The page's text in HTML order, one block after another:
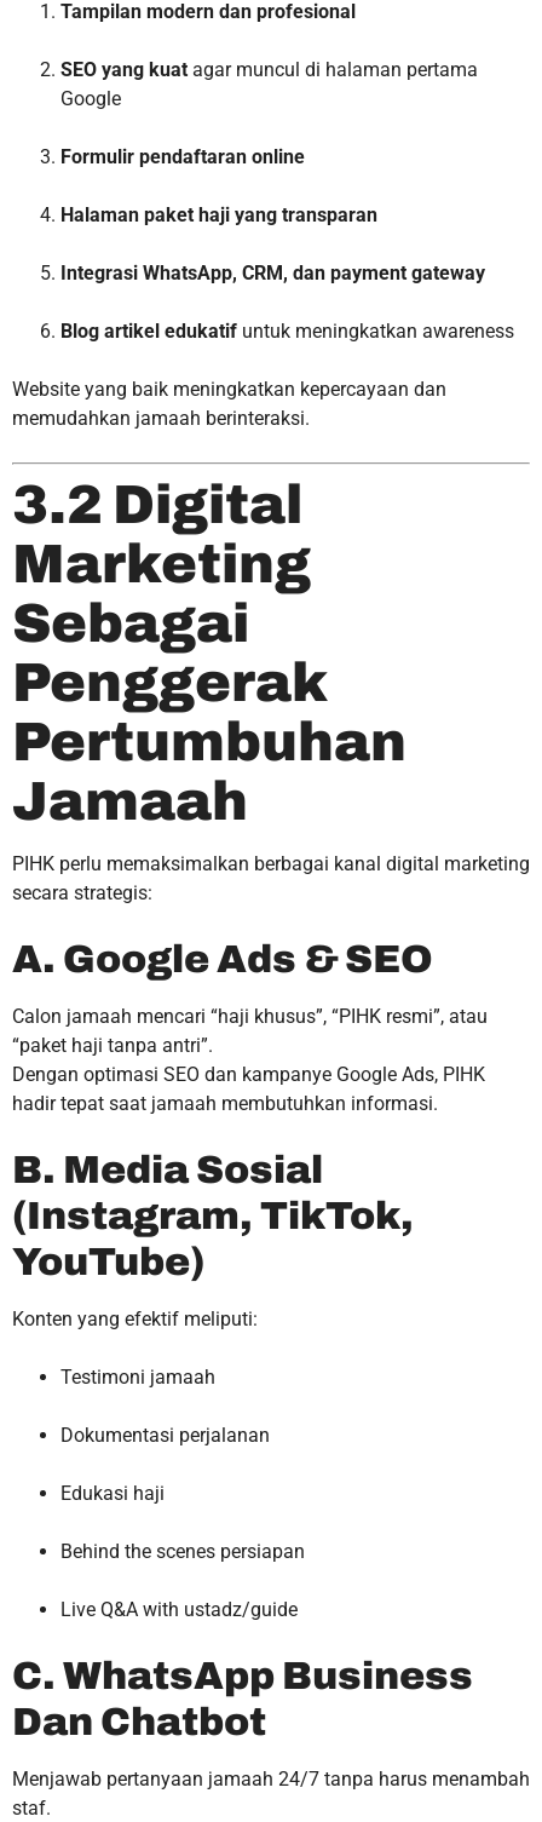
Tampilan modern dan profesional
SEO yang kuat agar muncul di halaman pertama
Google
Formulir pendaftaran online
Halaman paket haji yang transparan
Integrasi WhatsApp, CRM, dan payment gateway
Blog artikel edukatif untuk meningkatkan awareness
Website yang baik meningkatkan kepercayaan dan
memudahkan jamaah berinteraksi.
3.2 Digital
Marketing
Sebagai
Penggerak
Pertumbuhan
Jamaah
PIHK perlu memaksimalkan berbagai kanal digital marketing
secara strategis:
A. Google Ads & SEO
Calon jamaah mencari “haji khusus”, “PIHK resmi”, atau
“paket haji tanpa antri”.
Dengan optimasi SEO dan kampanye Google Ads, PIHK
hadir tepat saat jamaah membutuhkan informasi.
B. Media Sosial
(Instagram, TikTok,
YouTube)
Konten yang efektif meliputi:
Testimoni jamaah
Dokumentasi perjalanan
Edukasi haji
Behind the scenes persiapan
Live Q&A with ustadz/guide
C. WhatsApp Business
Dan Chatbot
Menjawab pertanyaan jamaah 24/7 tanpa harus menambah
staf.